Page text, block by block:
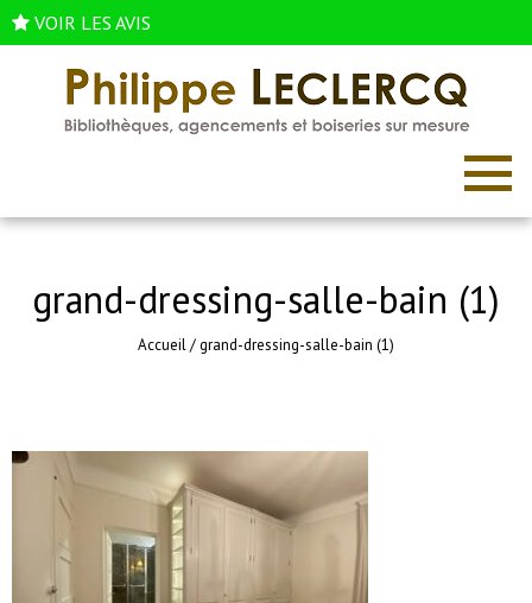
VOIR LES AVIS
grand-dressing-salle-bain (1)
Accueil/grand-dressing-salle-bain (1)